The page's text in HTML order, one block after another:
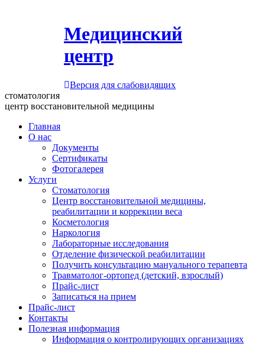
Медицинский
центр
Версия для слабовидящих
стоматология
центр восстановительной медицины
Главная
О нас
Документы
Сертификаты
Фотогалерея
Услуги
Стоматология
Центр восстановительной медицины,
реабилитации и коррекции веса
Косметология
Наркология
Лабораторные исследования
Отделение физической реабилитации
Получить консультацию мануального терапевта
Травматолог-ортопед (детский, взрослый)
Прайс-лист
Записаться на прием
Прайс-лист
Контакты
Полезная информация
Информация о контролирующих организациях